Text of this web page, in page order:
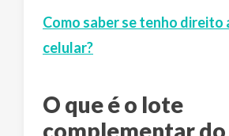
Como saber se tenho direito
celular?
O que é o lote
complementar do